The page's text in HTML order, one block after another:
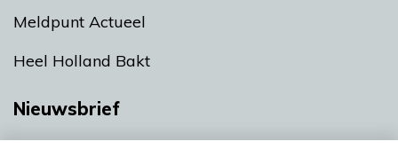
Meldpunt Actueel
Heel Holland Bakt
Nieuwsbrief